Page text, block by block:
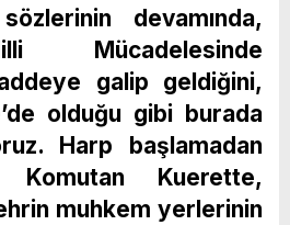
devamında,
Mücadelesinde
galip geldiğini,
olduğu gibi burada
Harp başlamadan
Komutan Kuerette,
muhkem yerlerinin